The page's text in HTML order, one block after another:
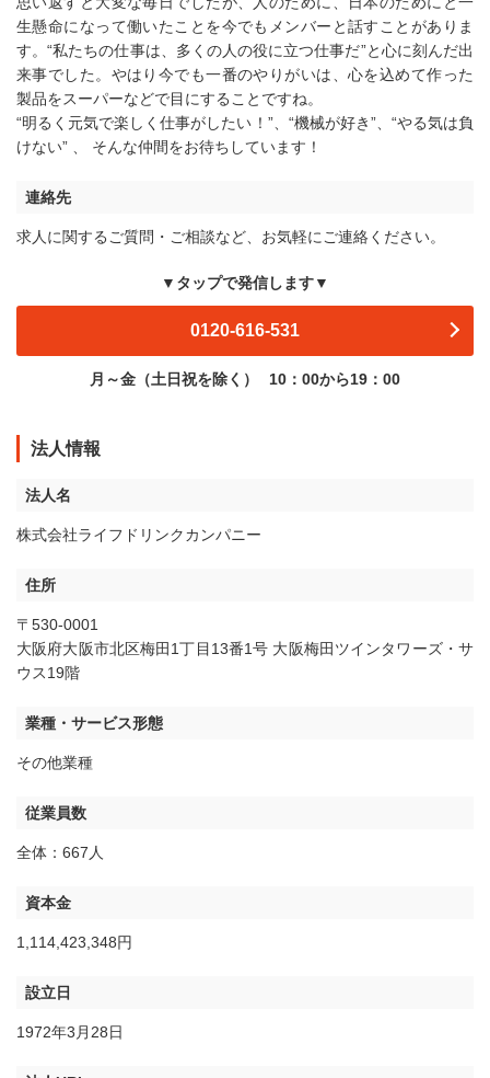
生懸命になって働いたことを今でもメンバーと話すことがありま
す。“私たちの仕事は、多くの人の役に立つ仕事だ”と心に刻んだ出
来事でした。やはり今でも一番のやりがいは、心を込めて作った
製品をスーパーなどで目にすることですね。
“明るく元気で楽しく仕事がしたい！”、“機械が好き”、“やる気は負
けない” 、 そんな仲間をお待ちしています！
連絡先
求人に関するご質問・ご相談など、お気軽にご連絡ください。
▼タップで発信します▼
0120-616-531
月～金（土日祝を除く） 10：00から19：00
法人情報
法人名
株式会社ライフドリンクカンパニー
住所
〒530-0001
大阪府大阪市北区梅田1丁目13番1号 大阪梅田ツインタワーズ・サ
ウス19階
業種・サービス形態
その他業種
従業員数
全体：667人
資本金
1,114,423,348円
設立日
1972年3月28日